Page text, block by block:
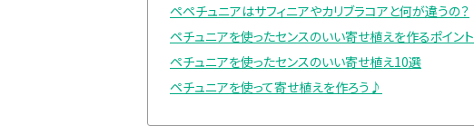
ペペチュニアはサフィニアやカリブラコアと何が違うの？
ペチュニアを使ったセンスのいい寄せ植えを作るポイント
ペチュニアを使ったセンスのいい寄せ植え10選
ペチュニアを使って寄せ植えを作ろう♪